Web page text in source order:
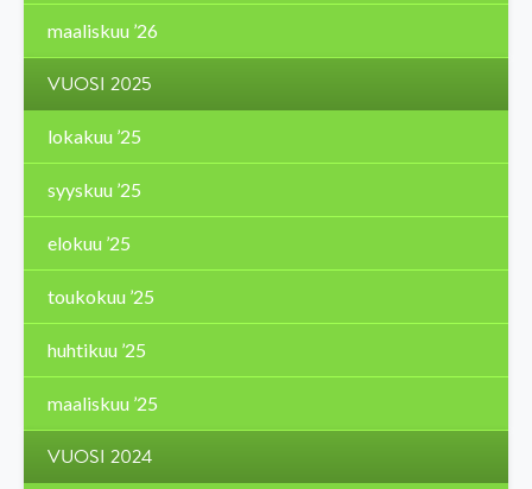
maaliskuu ’26
VUOSI 2025
lokakuu ’25
syyskuu ’25
elokuu ’25
toukokuu ’25
huhtikuu ’25
maaliskuu ’25
VUOSI 2024